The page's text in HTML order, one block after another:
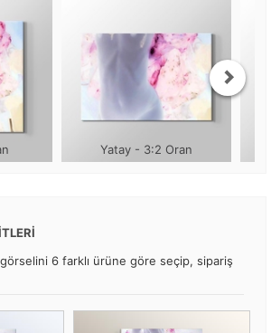
Yatay - 3:2 Oran
6 farklı ürüne göre seçip, sipariş